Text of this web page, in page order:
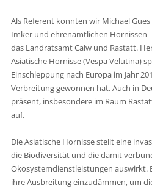
Als Referent konnten wir Michael
Imker und ehrenamtlichen
das Landratsamt Calw und Rastatt.
Asiatische Hornisse (Vespa Velutina)
Einschleppung nach Europa im Jahr
Verbreitung gewonnen hat. Auch in
präsent, insbesondere im Raum
auf.
Die Asiatische Hornisse stellt eine
die Biodiversität und die damit
Ökosystemdienstleistungen auswirkt.
ihre Ausbreitung einzudämmen, um